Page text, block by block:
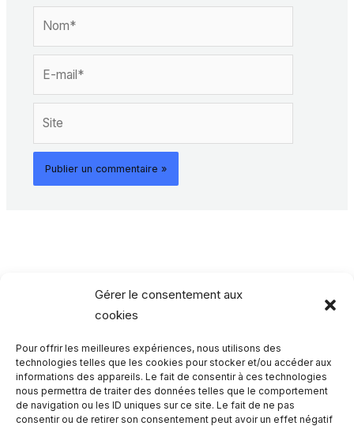
Gérer le consentement aux
cookies
Pour offrir les meilleures expériences, nous utilisons des
technologies telles que les cookies pour stocker et/ou accéder aux
informations des appareils. Le fait de consentir à ces technologies
nous permettra de traiter des données telles que le comportement
de navigation ou les ID uniques sur ce site. Le fait de ne pas
consentir ou de retirer son consentement peut avoir un effet négatif
mail*
Rechercher…
R